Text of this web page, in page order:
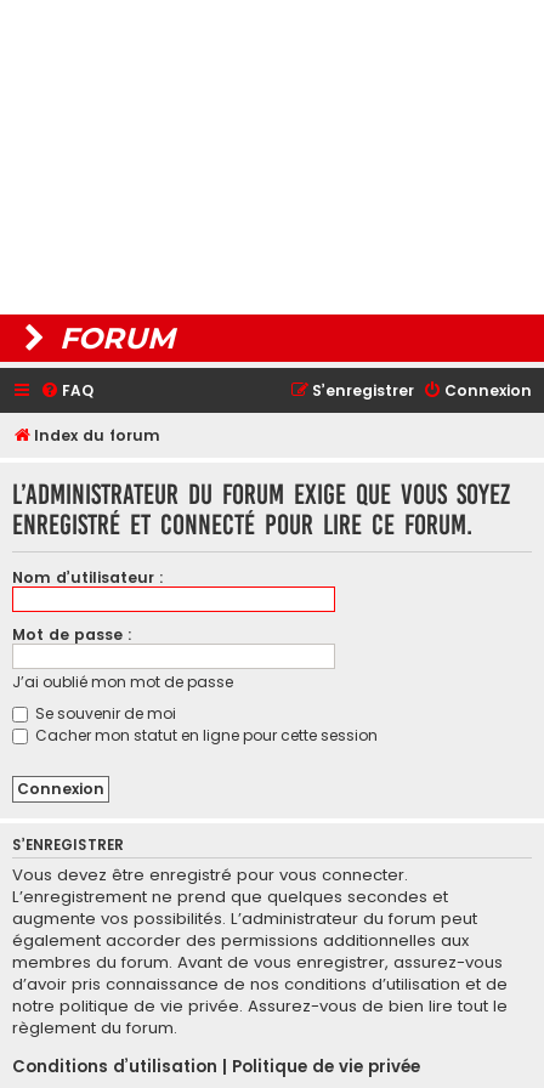
FORUM
FAQ Connexion
S’enregistrer
Index du forum
L’administrateur du forum exige que vous soyez
enregistré et connecté pour lire ce forum.
Nom d’utilisateur :
Mot de passe :
J’ai oublié mon mot de passe
Se souvenir de moi
Cacher mon statut en ligne pour cette session
S’ENREGISTRER
Vous devez être enregistré pour vous connecter.
L’enregistrement ne prend que quelques secondes et
augmente vos possibilités. L’administrateur du forum peut
également accorder des permissions additionnelles aux
membres du forum. Avant de vous enregistrer, assurez-vous
d’avoir pris connaissance de nos conditions d’utilisation et de
notre politique de vie privée. Assurez-vous de bien lire tout le
règlement du forum.
Conditions d’utilisation | Politique de vie privée